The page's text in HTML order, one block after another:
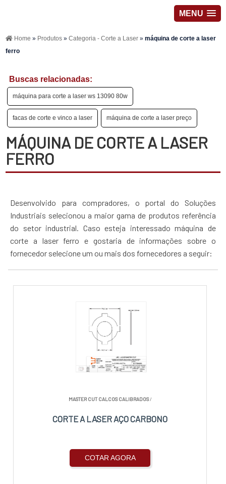
MENU
Home » Produtos»Categoria - Corte a Laser»máquina de corte a laser
ferro
Buscas relacionadas:
máquina para corte a laser ws 13090 80w
facas de corte e vinco a laser máquina de corte a laser preço
MÁQUINA DE CORTE A LASER
FERRO
Desenvolvido para compradores, o portal do Soluções
Industriais selecionou a maior gama de produtos referência
do setor industrial. Caso esteja interessado máquina de
corte a laser ferro e gostaria de informações sobre o
fornecedor selecione um ou mais dos fornecedores a seguir:
MASTER CUT CALCOS CALIBRADOS/
CORTE A LASER AÇO CARBONO
COTAR AGORA